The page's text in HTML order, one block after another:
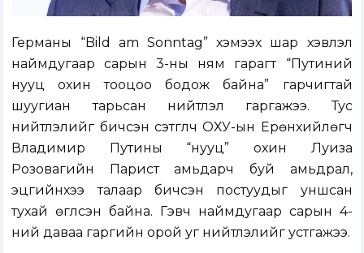
Германы “Bild am Sonntag” хэмээх шар хэвлэл
наймдугаар сарын 3-ны ням гарагт “Путиний
нууц охин тооцоо бодож байна” гарчигтай
шуугиан тарьсан нийтлэл гаргажээ. Тус
нийтлэлийг бичсэн сэтгүүлч ОХУ-ын Ерөнхийлөгч
Владимир Путины “нууц” охин Луиза
Розовагийн Парист амьдарч буй амьдрал,
эцгийнхээ талаар бичсэн постуудыг уншсан
тухай өгүүлсэн байна. Гэвч наймдугаар сарын 4-
ний даваа гаргийн орой уг нийтлэлийг устгажээ.